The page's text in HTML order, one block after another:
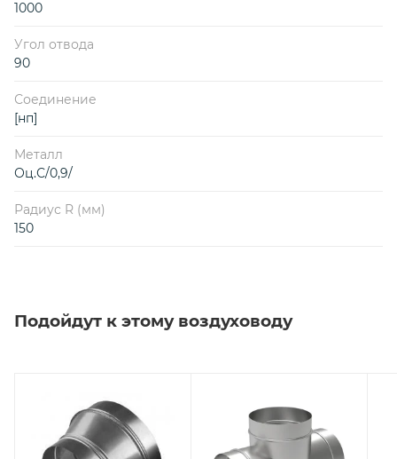
1000
Угол отвода
90
Соединение
[нп]
Металл
Оц.С/0,9/
Радиус R (мм)
150
Подойдут к этому воздуховоду